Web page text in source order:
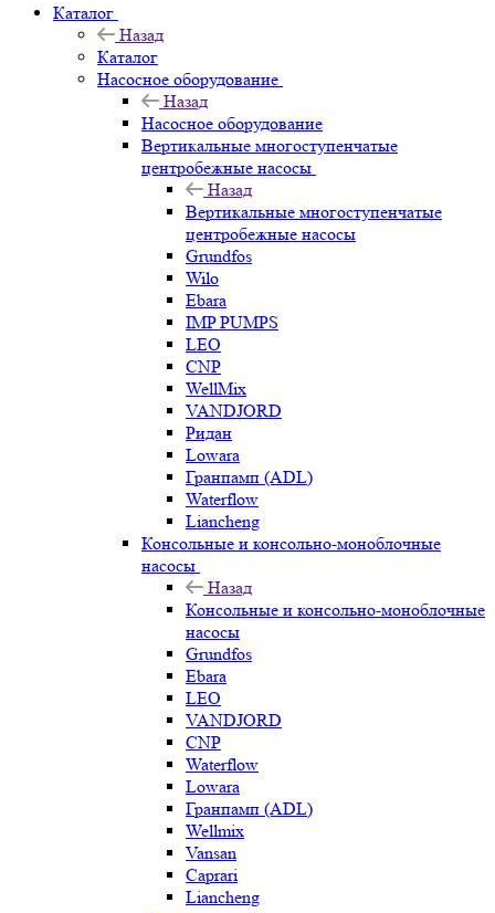
Каталог
Назад
Каталог
Насосное оборудование
Назад
Насосное оборудование
Вертикальные многоступенчатые
центробежные насосы
Назад
Вертикальные многоступенчатые
центробежные насосы
Grundfos
Wilo
Ebara
IMP PUMPS
LEO
CNP
WellMix
VANDJORD
Ридан
Lowara
Гранпамп (ADL)
Waterflow
Liancheng
Консольные и консольно-моноблочные
насосы
Назад
Консольные и консольно-моноблочные
насосы
Grundfos
Ebara
LEO
VANDJORD
CNP
Waterflow
Lowara
Гранпамп (ADL)
Wellmix
Vansan
Caprari
Liancheng